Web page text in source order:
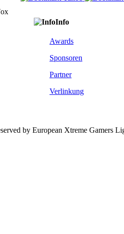
Info
Awards
Sponsoren
Partner
Verlinkung
by European Xtreme Gamers